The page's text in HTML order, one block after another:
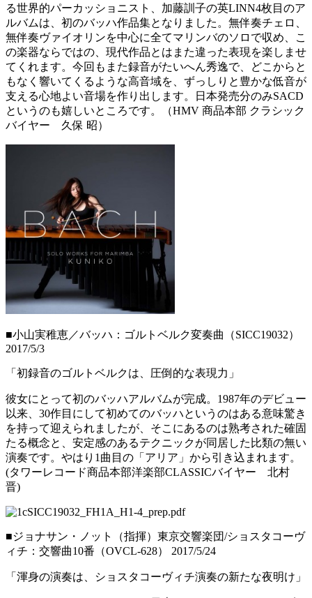
る世界的パーカッショニスト、加藤訓子の英LINN4枚目のア
ルバムは、初のバッハ作品集となりました。無伴奏チェロ、
無伴奏ヴァイオリンを中心に全てマリンバのソロで収め、こ
の楽器ならではの、現代作品とはまた違った表現を楽しませ
てくれます。今回もまた録音がたいへん秀逸で、どこからと
もなく響いてくるような高音域を、ずっしりと豊かな低音が
支える心地よい音場を作り出します。日本発売分のみSACD
というのも嬉しいところです。（HMV 商品本部 クラシック
バイヤー 久保 昭）
■小山実稚恵／バッハ：ゴルトベルク変奏曲（SICC19032）
2017/5/3
「初録音のゴルトベルクは、圧倒的な表現力」
彼女にとって初のバッハアルバムが完成。1987年のデビュー
以来、30作目にして初めてのバッハというのはある意味驚き
を持って迎えられましたが、そこにあるのは熟考された確固
たる概念と、安定感のあるテクニックが同居した比類の無い
演奏です。やはり1曲目の「アリア」から引き込まれます。
(タワーレコード商品本部洋楽部CLASSICバイヤー 北村
晋)
■ジョナサン・ノット（指揮）東京交響楽団/ショスタコーヴ
ィチ：交響曲10番（OVCL-628） 2017/5/24
「渾身の演奏は、ショスタコーヴィチ演奏の新たな夜明け」